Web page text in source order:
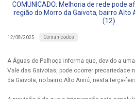
COMUNICADO: Melhoria de rede pode
região do Morro da Gaivota, bairro
(12)
12/08/2025 Comunicados
A Águas de Palhoça informa que, devido a
Vale das Gaivotas, pode ocorrer precariedade
da Gaivota, no bairro Alto Aririú, nesta terça-